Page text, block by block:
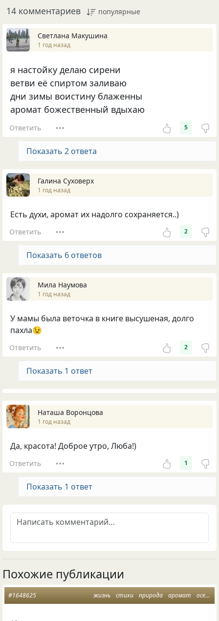
14 комментариев популярные
Светлана Макушина
1 год назад
я настойку делаю сирени
ветви её спиртом заливаю
дни зимы воистину блаженны
аромат божественный вдыхаю
Ответить 5
Показать 2 ответа
Галина Суховерх
1 год назад
Есть духи, аромат их надолго сохраняется..)
Ответить 2
Показать 6 ответов
Мила Наумова
1 год назад
У мамы была веточка в книге высушеная, долго
пахла😉
Ответить 2
Показать 1 ответ
Наташа Воронцова
1 год назад
Да, красота! Доброе утро, Люба!)
Ответить 1
Показать 1 ответ
Похожие публикации
жизнь стихи природа аромат осень
#1648625